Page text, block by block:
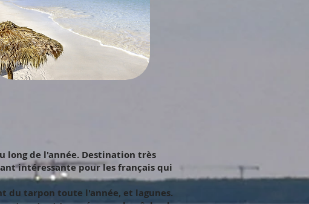
long de l'année. Destination très
intéressante pour les français qui
du tarpon toute l'année, et lagunes.